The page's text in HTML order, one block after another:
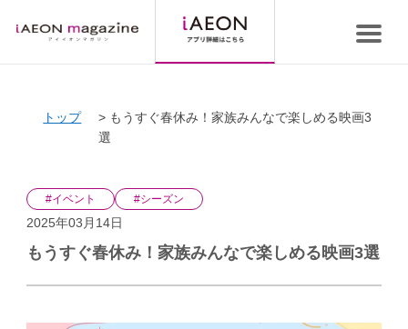
トップ
もうすぐ春休み！家族みんなで楽しめる映画3
選
#イベント #シーズン
2025年03月14日
もうすぐ春休み！家族みんなで楽しめる映画3選